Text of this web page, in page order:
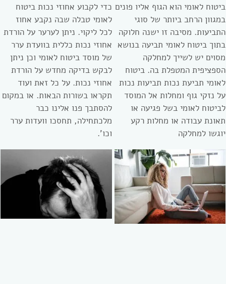
ביטוח לאומי הוא הגוף אליו פונים
במגוון הרחב ביותר של סוגי
התביעות. מסיבה זו ישנה חלוקה
בתוך ביטוח לאומי תביעה בנושא
מסוים יש לשייך למחלקה
הספציפית המטפלת בה. ביטוח
לאומי תביעת נכות תביעות נכות
על נזקי גוף ומחלות אל המוסד
לביטוח לאומי בשל פגיעה או
תאונת עבודה או מחלות רקע
יוגשו למחלקה
כדי לקבוע אחוזי נכות ביטוח
לאומי טבלה שבה נקבע אחוז
לכל ליקוי. ניתן לערער על הורדת
אחוזי נכות כללית בוועדת ערר
של מוסד ביטוח לאומי וכן ניתן
לבקש בדיקה מחדש על הורדת
אחוזי נכות. על כל זאת ועוד
תקראו בשורות הבאות. או במקום
להסתבך פנו אלינו כבר
מלכתחילה, תחסכו וועדות ערר
וכו’.